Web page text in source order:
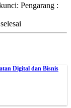
Pengarang :
Digital dan Bisnis